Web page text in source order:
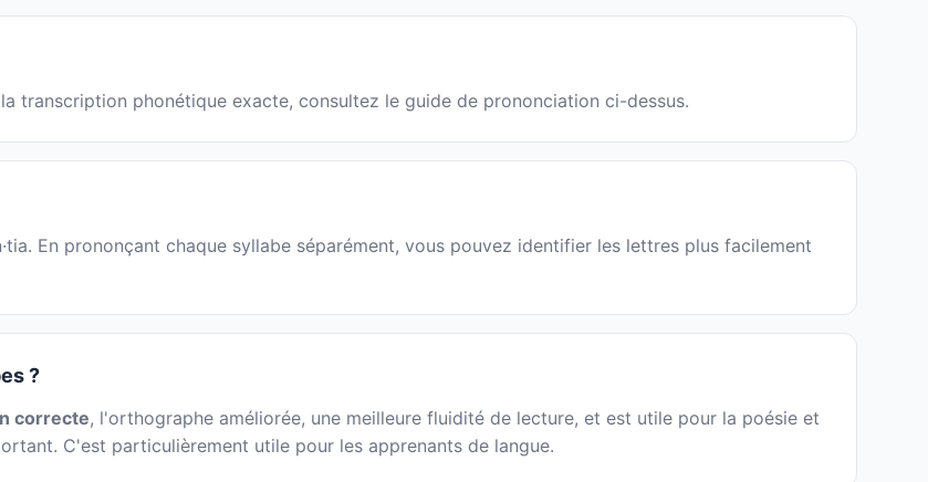
transcription phonétique exacte, consultez le guide de prononciation ci-dessus.
En prononçant chaque syllabe séparément, vous pouvez identifier les lettres plus facilement
?
correcte, l'orthographe améliorée, une meilleure fluidité de lecture, et est utile pour la poésie et
C'est particulièrement utile pour les apprenants de langue.